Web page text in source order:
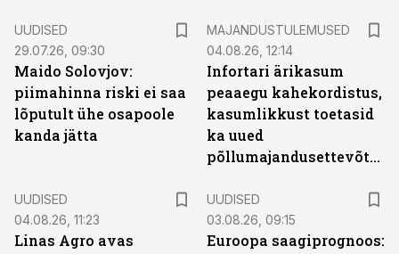
UUDISED
29.07.26, 09:30
Maido Solovjov:
piimahinna riski ei saa
lõputult ühe osapoole
kanda jätta
MAJANDUSTULEMUSED
04.08.26, 12:14
Infortari ärikasum
peaaegu kahekordistus,
kasumlikkust toetasid
ka uued
põllumajandusettevõtted
UUDISED
04.08.26, 11:23
Linas Agro avas
UUDISED
03.08.26, 09:15
Euroopa saagiprognoos: